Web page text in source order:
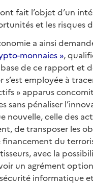
fait l’objet d’un
et les risques
a ainsi
monnaies »,
de ce rapport et
s’est employée à
» apparus
sans pénaliser
nouvelle, celle des
de transposer les
du
avec la
un agrément
informatique